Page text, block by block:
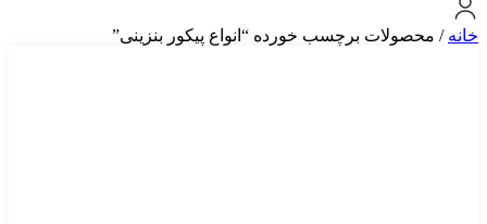
برچسب خورده “انواع پیکور بنزینی”